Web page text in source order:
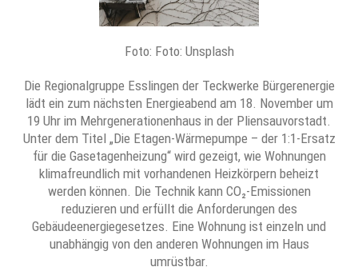
Foto: Foto: Unsplash
Die Regionalgruppe Esslingen der Teckwerke Bürgerenergie
lädt ein zum nächsten Energieabend am 18. November um
19 Uhr im Mehrgenerationenhaus in der Pliensauvorstadt.
Unter dem Titel „Die Etagen-Wärmepumpe – der 1:1-Ersatz
für die Gasetagenheizung“ wird gezeigt, wie Wohnungen
klimafreundlich mit vorhandenen Heizkörpern beheizt
werden können. Die Technik kann CO₂-Emissionen
reduzieren und erfüllt die Anforderungen des
Gebäudeenergiegesetzes. Eine Wohnung ist einzeln und
unabhängig von den anderen Wohnungen im Haus
umrüstbar.